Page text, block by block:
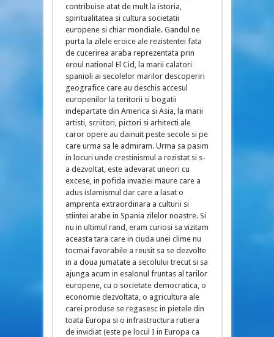
contribuise atat de mult la istoria,
spiritualitatea si cultura societatii
europene si chiar mondiale. Gandul ne
purta la zilele eroice ale rezistentei fata
de cucerirea araba reprezentata prin
eroul national El Cid, la marii calatori
spanioli ai secolelor marilor descoperiri
geografice care au deschis accesul
europenilor la teritorii si bogatii
indepartate din America si Asia, la marii
artisti, scriitori, pictori si arhitecti ale
caror opere au dainuit peste secole si pe
care urma sa le admiram. Urma sa pasim
in locuri unde crestinismul a rezistat si s-
a dezvoltat, este adevarat uneori cu
excese, in pofida invaziei maure care a
adus islamismul dar care a lasat o
amprenta extraordinara a culturii si
stiintei arabe in Spania zilelor noastre. Si
nu in ultimul rand, eram curiosi sa vizitam
aceasta tara care in ciuda unei clime nu
tocmai favorabile a reusit sa se dezvolte
in a doua jumatate a secolului trecut si sa
ajunga acum in esalonul fruntas al tarilor
europene, cu o societate democratica, o
economie dezvoltata, o agricultura ale
carei produse se regasesc in pietele din
toata Europa si o infrastructura rutiera
de invidiat (este pe locul I in Europa ca